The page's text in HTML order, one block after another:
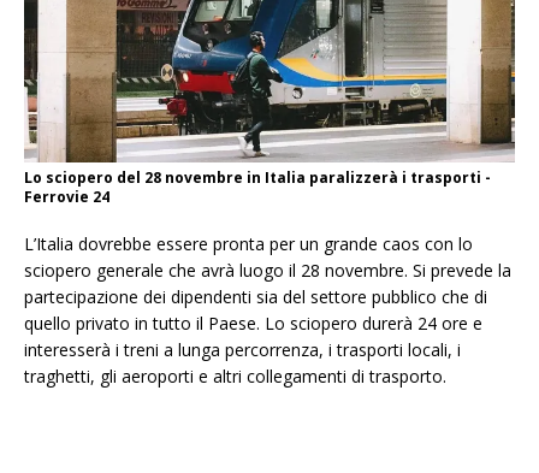
Lo sciopero del 28 novembre in Italia paralizzerà i trasporti -
Ferrovie 24
L’Italia dovrebbe essere pronta per un grande caos con lo
sciopero generale che avrà luogo il 28 novembre. Si prevede la
partecipazione dei dipendenti sia del settore pubblico che di
quello privato in tutto il Paese. Lo sciopero durerà 24 ore e
interesserà i treni a lunga percorrenza, i trasporti locali, i
traghetti, gli aeroporti e altri collegamenti di trasporto.